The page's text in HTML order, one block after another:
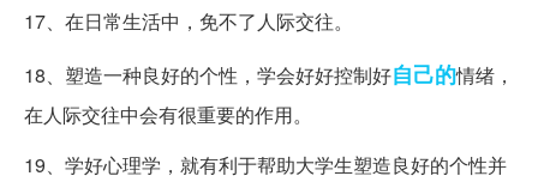
17、在日常生活中，免不了人际交往。
18、塑造一种良好的个性，学会好好控制好自己的情绪，
在人际交往中会有很重要的作用。
19、学好心理学，就有利于帮助大学生塑造良好的个性并